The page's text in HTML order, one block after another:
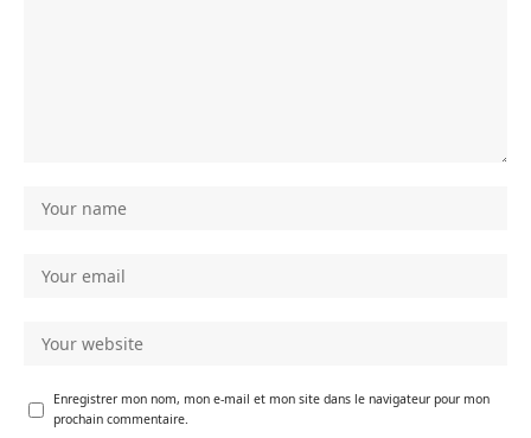
Enregistrer mon nom, mon e-mail et mon site dans le navigateur pour mon
prochain commentaire.